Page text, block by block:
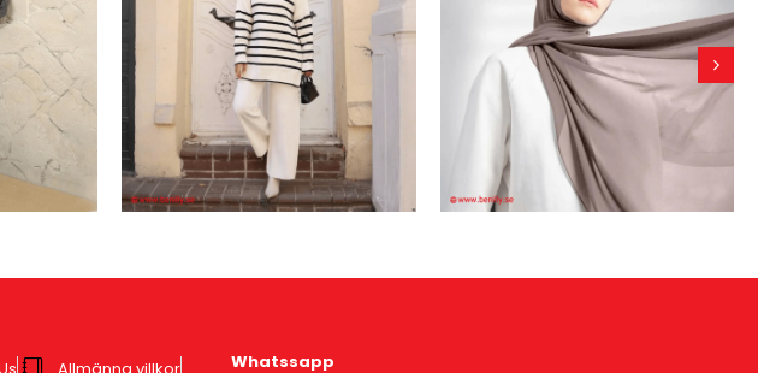
Allmänna villkor
Whatssapp